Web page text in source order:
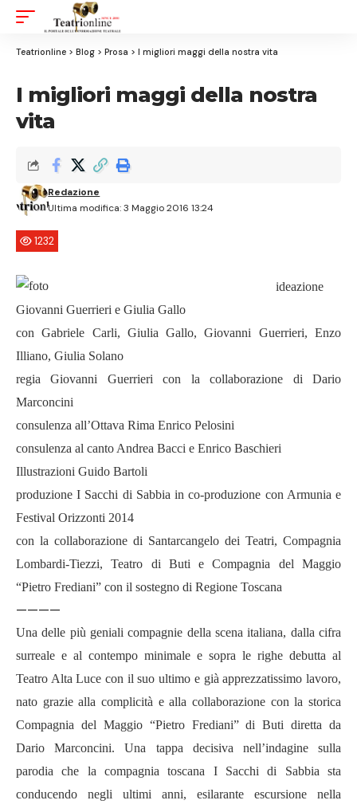
Teatrionline > Blog > Prosa > I migliori maggi della nostra vita
I migliori maggi della nostra
vita
Ultima modifica: 3 Maggio 2016 13:24
Redazione
1232
ideazione
Giovanni Guerrieri e Giulia Gallo
con Gabriele Carli, Giulia Gallo, Giovanni Guerrieri, Enzo
Illiano, Giulia Solano
regia Giovanni Guerrieri con la collaborazione di Dario
Marconcini
consulenza all’Ottava Rima Enrico Pelosini
consulenza al canto Andrea Bacci e Enrico Baschieri
Illustrazioni Guido Bartoli
produzione I Sacchi di Sabbia in co-produzione con Armunia e
Festival Orizzonti 2014
con la collaborazione di Santarcangelo dei Teatri, Compagnia
Lombardi-Tiezzi, Teatro di Buti e Compagnia del Maggio
“Pietro Frediani” con il sostegno di Regione Toscana
————
Una delle più geniali compagnie della scena italiana, dalla cifra
surreale e al contempo minimale e sopra le righe debutta al
Teatro Alta Luce con il suo ultimo e già apprezzatissimo lavoro,
nato grazie alla complicità e alla collaborazione con la storica
Compagnia del Maggio “Pietro Frediani” di Buti diretta da
Dario Marconcini. Una tappa decisiva nell’indagine sulla
parodia che la compagnia toscana I Sacchi di Sabbia sta
conducendo negli ultimi anni, esilarante escursione nella